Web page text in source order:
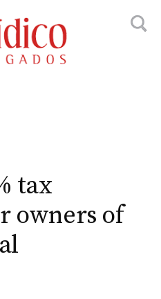
tax
owners of